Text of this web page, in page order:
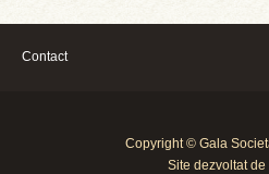
Contact
Copyright © Gala
Site dezvoltat de